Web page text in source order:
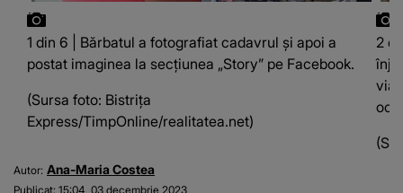
1 din 6 | Bărbatul a fotografiat cadavrul și apoi a
postat imaginea la secțiunea „Story” pe Facebook.
(Sursa foto: Bistrița
Express/TimpOnline/realitatea.net)
2
Autor: Ana-Maria Costea
Publicat: 15:04, 03 decembrie 2023